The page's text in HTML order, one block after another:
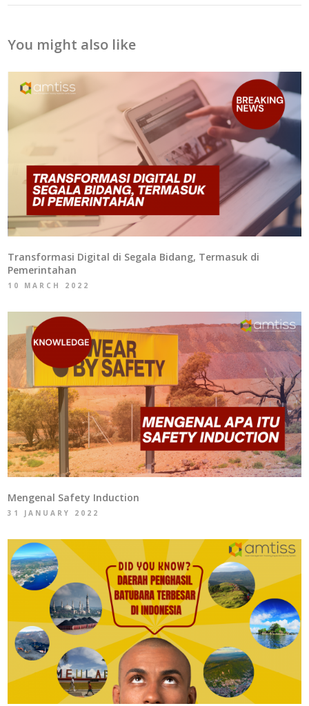
You might also like
Transformasi Digital di Segala Bidang, Termasuk di
Pemerintahan
10 MARCH 2022
Mengenal Safety Induction
31 JANUARY 2022